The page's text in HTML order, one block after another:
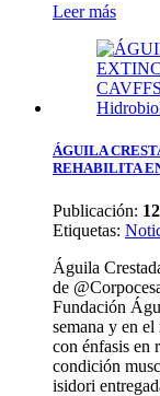
Leer más
ÁGUILA
REHABILITA
Publicación:
Etiquetas:
Águila
de
Fundación
semana y en
con énfasis en
condición
isidori